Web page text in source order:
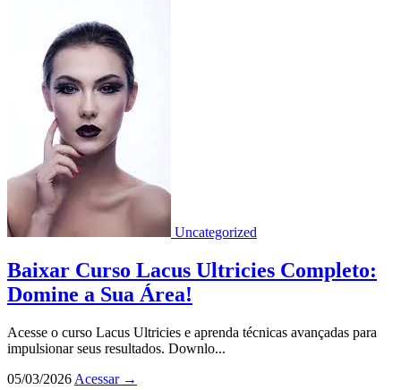
Uncategorized
Baixar Curso Lacus Ultricies Completo:
Domine a Sua Área!
Acesse o curso Lacus Ultricies e aprenda técnicas avançadas para
impulsionar seus resultados. Downlo...
05/03/2026 Acessar →